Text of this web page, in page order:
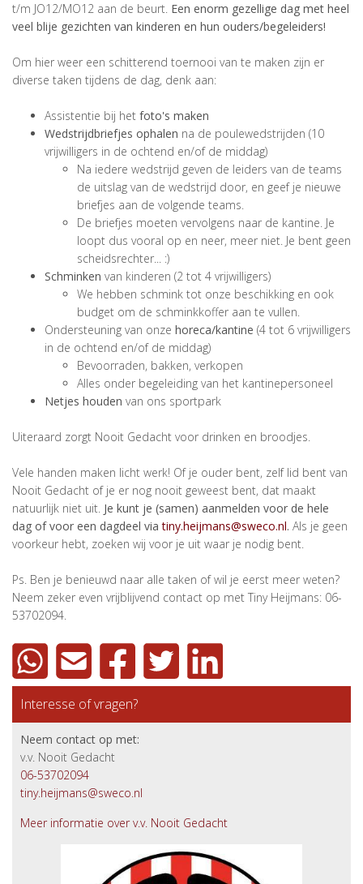
t/m JO12/MO12 aan de beurt. Een enorm gezellige dag met heel
veel blije gezichten van kinderen en hun ouders/begeleiders!
Om hier weer een schitterend toernooi van te maken zijn er
diverse taken tijdens de dag, denk aan:
Assistentie bij het foto's maken
Wedstrijdbriefjes ophalen na de poulewedstrijden (10
vrijwilligers in de ochtend en/of de middag)
Na iedere wedstrijd geven de leiders van de teams
de uitslag van de wedstrijd door, en geef je nieuwe
briefjes aan de volgende teams.
De briefjes moeten vervolgens naar de kantine. Je
loopt dus vooral op en neer, meer niet. Je bent geen
scheidsrechter... :)
Schminken van kinderen (2 tot 4 vrijwilligers)
We hebben schmink tot onze beschikking en ook
budget om de schminkkoffer aan te vullen.
Ondersteuning van onze horeca/kantine (4 tot 6 vrijwilligers
in de ochtend en/of de middag)
Bevoorraden, bakken, verkopen
Alles onder begeleiding van het kantinepersoneel
Netjes houden van ons sportpark
Uiteraard zorgt Nooit Gedacht voor drinken en broodjes.
Vele handen maken licht werk! Of je ouder bent, zelf lid bent van
Nooit Gedacht of je er nog nooit geweest bent, dat maakt
natuurlijk niet uit. Je kunt je (samen) aanmelden voor de hele
dag of voor een dagdeel viatiny.heijmans@sweco.nl. Als je geen
voorkeur hebt, zoeken wij voor je uit waar je nodig bent.
Ps. Ben je benieuwd naar alle taken of wil je eerst meer weten?
Neem zeker even vrijblijvend contact op met Tiny Heijmans: 06-
53702094.
Interesse of vragen?
Neem contact op met:
v.v. Nooit Gedacht
06-53702094
tiny.heijmans@sweco.nl
Meer informatie over v.v. Nooit Gedacht